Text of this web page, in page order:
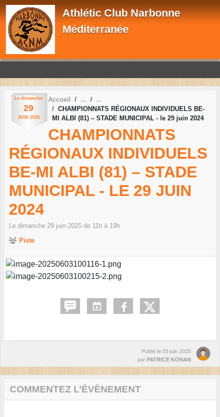
Athlétic Club Narbonne
Méditerranée
Le dimanche
29
JUIN 2025
Accueil
CHAMPIONNATS RÉGIONAUX INDIVIDUELS BE-
MI ALBI (81) – STADE MUNICIPAL - le 29 juin 2024
CHAMPIONNATS
RÉGIONAUX INDIVIDUELS
BE-MI ALBI (81) – STADE
MUNICIPAL - LE 29 JUIN
2024
Le dimanche 29 juin 2025 de 11h à 19h
Piste
Publié le 03 juin 2025
par PATRICE KONAN
COMMENTEZ L’ÉVÈNEMENT
Panneau de gestion des cookies